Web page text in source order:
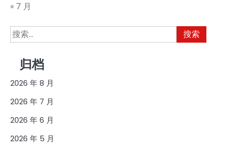
« 7 月
搜
索：
归档
2026 年 8 月
2026 年 7 月
2026 年 6 月
2026 年 5 月